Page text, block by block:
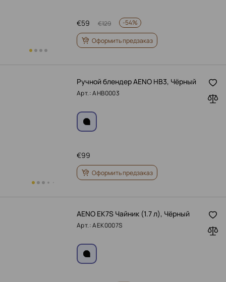
59
€ 129
€ -54%
Оформить предзаказ
Ручной блендер AENO HB3, Чёрный
Арт.: AHB0003
99
€
Оформить предзаказ
AENO EK7S Чайник (1.7 л), Чёрный
Арт.: AEK0007S